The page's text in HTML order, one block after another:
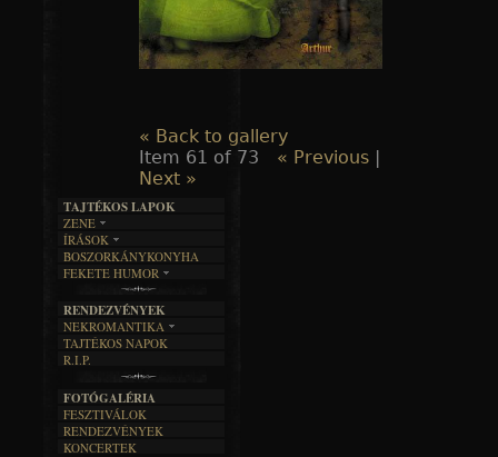
« Back to gallery
Item 61 of 73
« Previous
Next »
TAJTÉKOS LAPOK
ZENE
EGYÜTTESEK
INTERJÚK
FORDÍTÁSOK
DALSZÖVEGEK
ÍRÁSOK
IRODALOM
FILM
MŰVÉSZET
ÍRÁSTÖRTÉNET
BOSZORKÁNYKONYHA
FEKETE HUMOR
SZÖVEGES
RENDEZVÉNYEK
NEKROMANTIKA
AKTUÁLIS
A MÚLT
TAJTÉKOS NAPOK
R.I.P.
FOTÓGALÉRIA
FESZTIVÁLOK
RENDEZVÉNYEK
KONCERTEK